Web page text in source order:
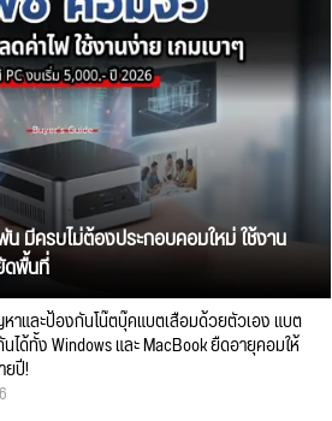
มีครบไม่ต้องประกอบคอมใหม่ ใช้งาน
ดพื้นที่
าและป้องกันโน๊ตบุ๊คแบตเสื่อมด้วยตัวเอง แบต
ได้ทั้ง Windows และ MacBook ยืดอายุคอมให้
ยปี!